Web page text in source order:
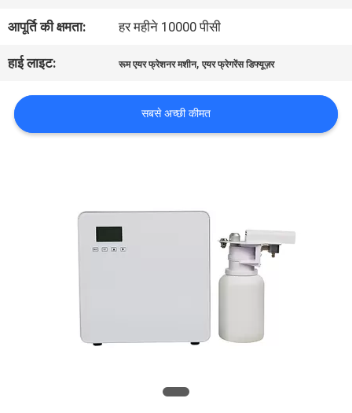
गुणवत्ता
नियंत्रण
संपर्क
आपूर्ति की क्षमता: हर महीने 10000 पीसी
हाई लाइट: रूम एयर फ्रेशनर मशीन,एयर फ्रेगरेंस डिफ्यूज़र
सबसे अच्छी कीमत